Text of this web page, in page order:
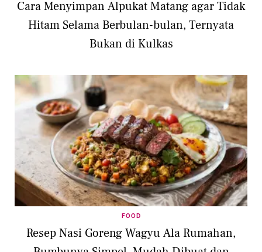
Cara Menyimpan Alpukat Matang agar Tidak
Hitam Selama Berbulan-bulan, Ternyata
Bukan di Kulkas
FOOD
Resep Nasi Goreng Wagyu Ala Rumahan,